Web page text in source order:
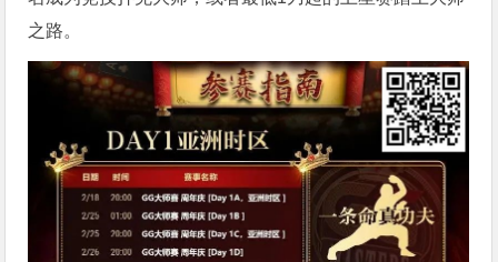
之路。